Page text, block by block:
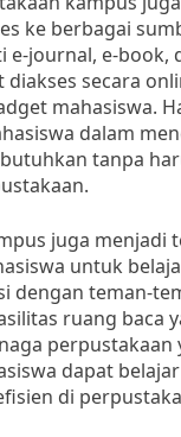
ke berbagai
e-journal, e-book,
diakses secara
mahasiswa.
dalam
tanpa
juga menjadi
untuk
dengan teman-
ruang baca
perpustakaan
dapat
di